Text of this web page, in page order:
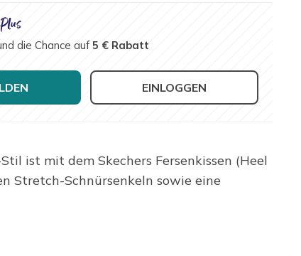
die Chance auf5 € Rabatt
EINLOGGEN
ist mit dem Skechers Fersenkissen (Heel
Stretch-Schnürsenkeln sowie eine